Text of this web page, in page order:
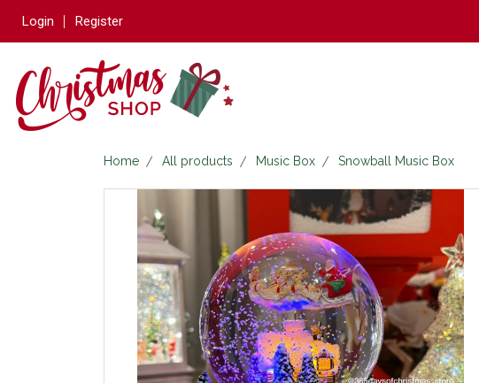
Login Register
Home All products Music Box Snowball Music Box